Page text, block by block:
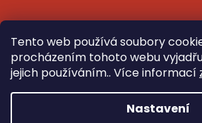
Tento web používá soubory
procházením tohoto webu
jejich používáním.. Více informací
Nastavení
Nastavil tým